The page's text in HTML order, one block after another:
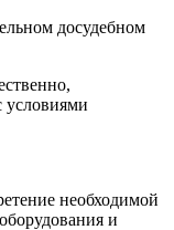
досудебном
условиями
необходимой
и